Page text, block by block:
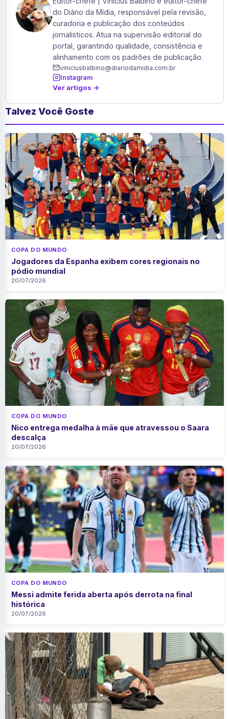
do Diário da Mídia, responsável pela revisão,
curadoria e publicação dos conteúdos
jornalísticos. Atua na supervisão editorial do
portal, garantindo qualidade, consistência e
alinhamento com os padrões de publicação.
viniciusbalbino@diariodamidia.com.br
Instagram
Ver artigos →
Talvez Você Goste
COPA DO MUNDO
Jogadores da Espanha exibem cores regionais no
pódio mundial
20/07/2026
COPA DO MUNDO
Nico entrega medalha à mãe que atravessou o Saara
descalça
20/07/2026
COPA DO MUNDO
Messi admite ferida aberta após derrota na final
histórica
20/07/2026